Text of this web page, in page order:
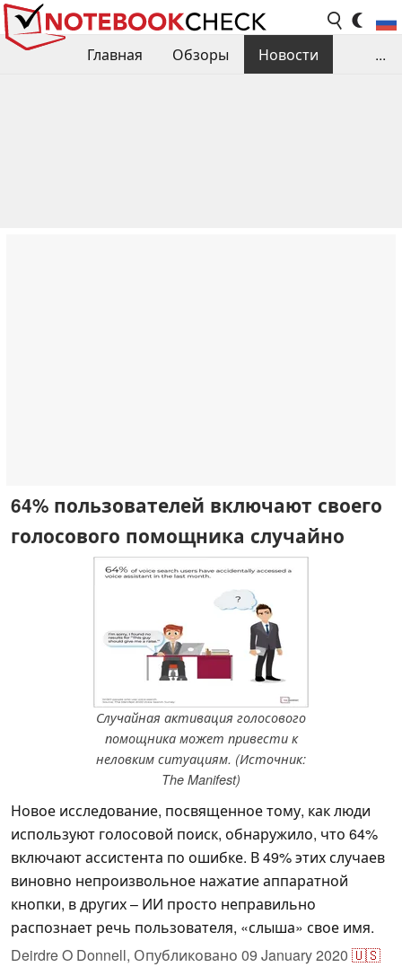
Главная Обзоры
Новости
...
64% пользователей включают своего
голосового помощника случайно
Случайная активация голосового
помощника может привести к
неловким ситуациям. (Источник:
The Manifest)
Новое исследование, посвященное тому, как люди
используют голосовой поиск, обнаружило, что 64%
включают ассистента по ошибке. В 49% этих случаев
виновно непроизвольное нажатие аппаратной
кнопки, в других – ИИ просто неправильно
распознает речь пользователя, «слыша» свое имя.
Deirdre O Donnell, Опубликовано 09 January 2020 🇺🇸